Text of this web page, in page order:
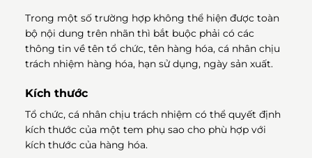
Trong một số trường hợp không thể hiện được toàn
bộ nội dung trên nhãn thì bắt buộc phải có các
thông tin về tên tổ chức, tên hàng hóa, cá nhân chịu
trách nhiệm hàng hóa, hạn sử dụng, ngày sản xuất.
Kích thước
Tổ chức, cá nhân chịu trách nhiệm có thể quyết định
kích thước của một tem phụ sao cho phù hợp với
kích thước của hàng hóa.